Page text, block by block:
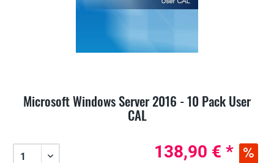
Microsoft Windows Server 2016 - 10 Pack User
CAL
138,90 € *